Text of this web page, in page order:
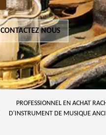
CONTACTEZ NOUS
PROFESSIONNEL EN ACHAT
D'INSTRUMENT DE MUSIQUE